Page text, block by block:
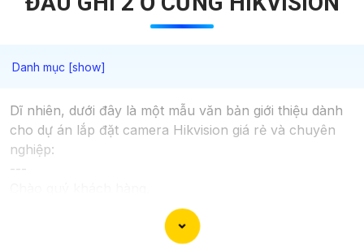
Dĩ nhiên, dưới đây là một mẫu văn bản giới thiệu dành
cho dự án lắp đặt camera Hikvision giá rẻ và chuyên
nghiệp:
---
Chúng tôi xin trân trọng giới thiệu đến quý vị dịch vụ
lắp đặt camera Hikvision giá rẻ và chuyên nghiệp cho